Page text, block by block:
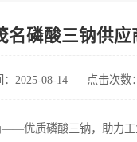
名磷酸三钠供应
：2025-08-14 点击次数
——优质磷酸三钠，助力工